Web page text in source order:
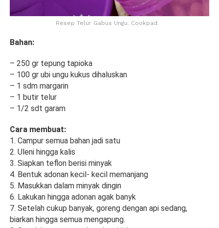
Resep Telur Gabus Ungu. Cookpad.
Bahan:
– 250 gr tepung tapioka
– 100 gr ubi ungu kukus dihaluskan
– 1 sdm margarin
– 1 butir telur
– 1/2 sdt garam
Cara membuat:
1. Campur semua bahan jadi satu
2. Uleni hingga kalis
3. Siapkan teflon berisi minyak
4. Bentuk adonan kecil- kecil memanjang
5. Masukkan dalam minyak dingin
6. Lakukan hingga adonan agak banyk
7. Setelah cukup banyak, goreng dengan api sedang,
biarkan hingga semua mengapung.